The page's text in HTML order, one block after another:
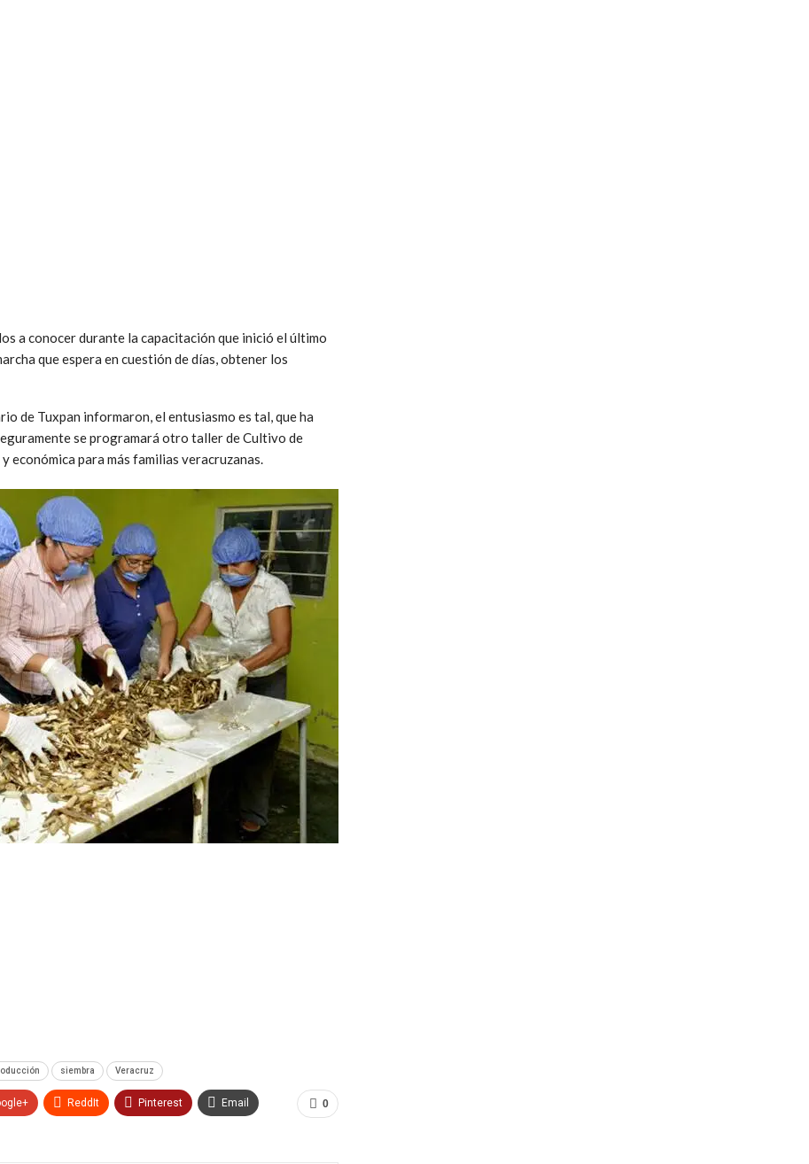
a conocer durante la capacitación que inició el último
que espera en cuestión de días, obtener los
de Tuxpan informaron, el entusiasmo es tal, que ha
se programará otro taller de Cultivo de
para más familias veracruzanas.
siembra Veracruz
0
ReddIt Pinterest Email